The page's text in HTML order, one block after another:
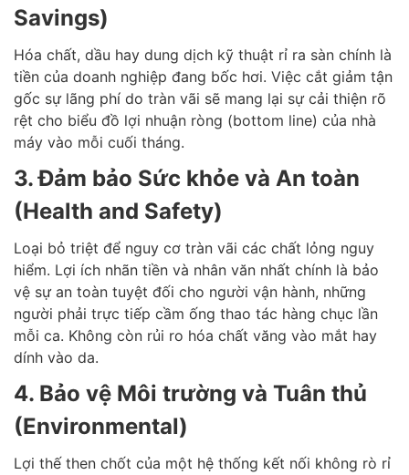
Savings)
Hóa chất, dầu hay dung dịch kỹ thuật rỉ ra sàn chính là
tiền của doanh nghiệp đang bốc hơi. Việc cắt giảm tận
gốc sự lãng phí do tràn vãi sẽ mang lại sự cải thiện rõ
rệt cho biểu đồ lợi nhuận ròng (bottom line) của nhà
máy vào mỗi cuối tháng.
3. Đảm bảo Sức khỏe và An toàn
(Health and Safety)
Loại bỏ triệt để nguy cơ tràn vãi các chất lỏng nguy
hiểm. Lợi ích nhãn tiền và nhân văn nhất chính là bảo
vệ sự an toàn tuyệt đối cho người vận hành, những
người phải trực tiếp cầm ống thao tác hàng chục lần
mỗi ca. Không còn rủi ro hóa chất văng vào mắt hay
dính vào da.
4. Bảo vệ Môi trường và Tuân thủ
(Environmental)
Lợi thế then chốt của một hệ thống kết nối không rò rỉ